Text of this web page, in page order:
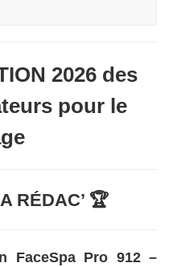
2026 des
pour le
RÉDAC’ 🏆
FaceSpa Pro 912 –